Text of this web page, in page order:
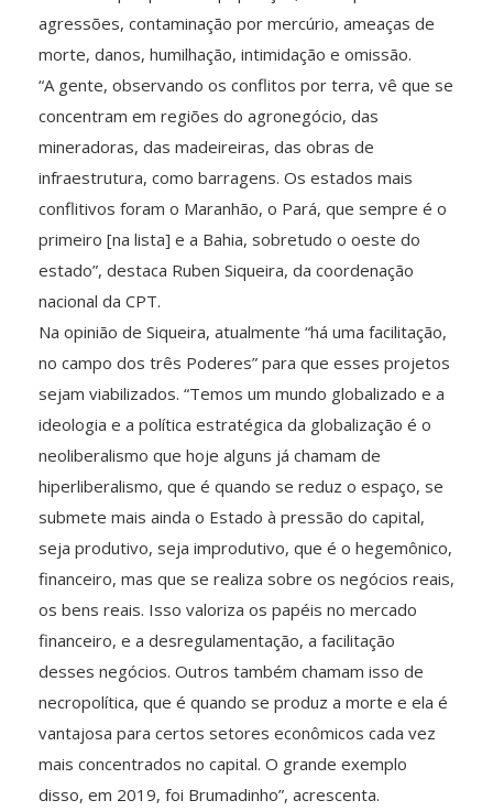
agressões, contaminação por mercúrio, ameaças de
morte, danos, humilhação, intimidação e omissão.
“A gente, observando os conflitos por terra, vê que se
concentram em regiões do agronegócio, das
mineradoras, das madeireiras, das obras de
infraestrutura, como barragens. Os estados mais
conflitivos foram o Maranhão, o Pará, que sempre é o
primeiro [na lista] e a Bahia, sobretudo o oeste do
estado”, destaca Ruben Siqueira, da coordenação
nacional da CPT.
Na opinião de Siqueira, atualmente “há uma facilitação,
no campo dos três Poderes” para que esses projetos
sejam viabilizados. “Temos um mundo globalizado e a
ideologia e a política estratégica da globalização é o
neoliberalismo que hoje alguns já chamam de
hiperliberalismo, que é quando se reduz o espaço, se
submete mais ainda o Estado à pressão do capital,
seja produtivo, seja improdutivo, que é o hegemônico,
financeiro, mas que se realiza sobre os negócios reais,
os bens reais. Isso valoriza os papéis no mercado
financeiro, e a desregulamentação, a facilitação
desses negócios. Outros também chamam isso de
necropolítica, que é quando se produz a morte e ela é
vantajosa para certos setores econômicos cada vez
mais concentrados no capital. O grande exemplo
disso, em 2019, foi Brumadinho”, acrescenta.